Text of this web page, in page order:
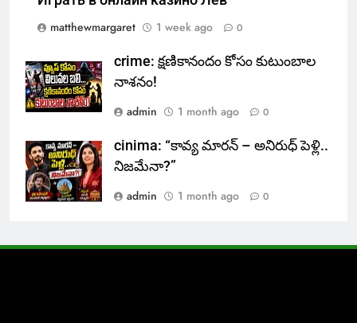
matthewmargaret
1 week ago 0
crime: క్షణికానందం కోసం కుటుంబాల
నాశనం!
admin
1 month ago 0
cinima: “కావ్య మారన్ – అనిరుధ్ పెళ్లి..
నిజమేనా?”
admin
1 month ago 0